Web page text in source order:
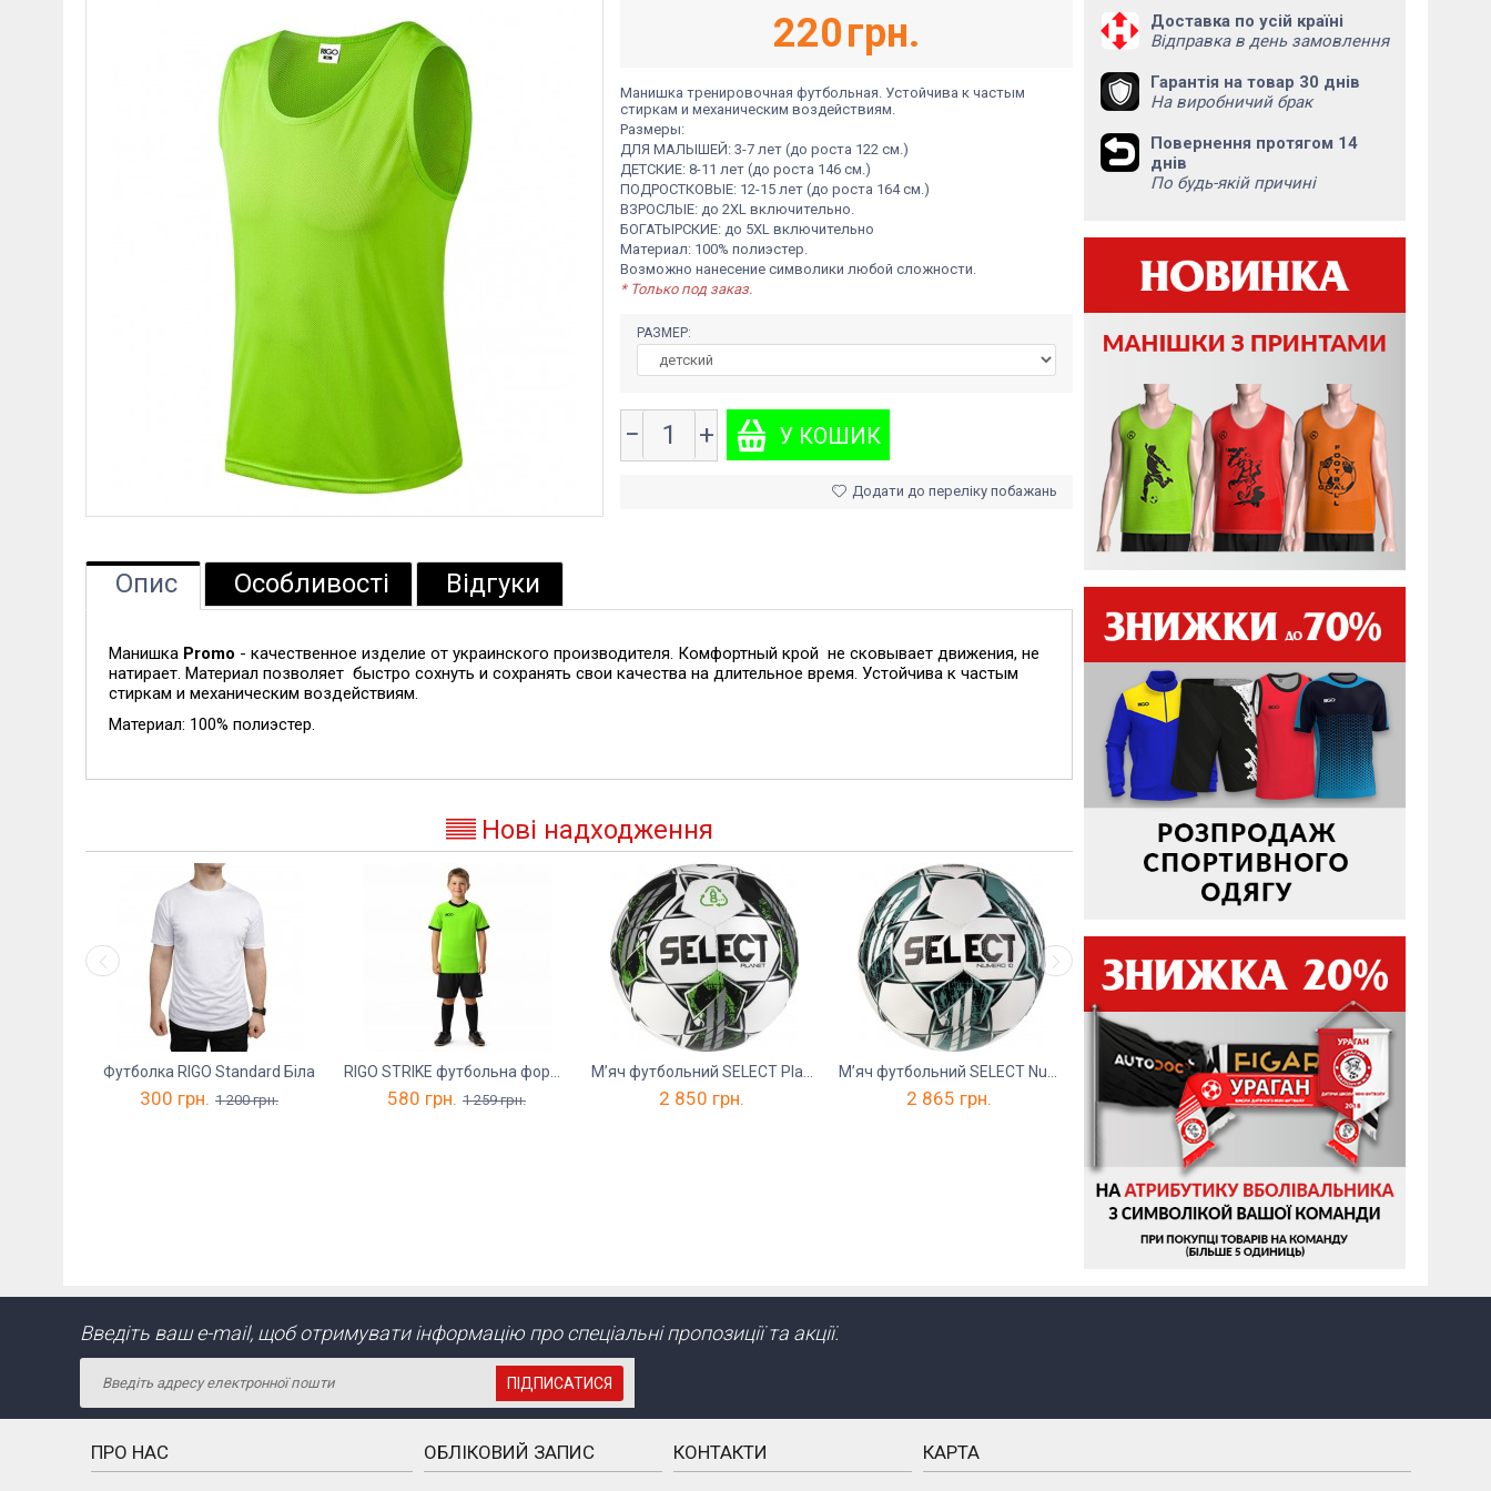
220грн.
Манишка тренировочная футбольная. Устойчива к частым
стиркам и механическим воздействиям.
Размеры:
ДЛЯ МАЛЫШЕЙ: 3-7 лет (до роста 122 см.)
ДЕТСКИЕ: 8-11 лет (до роста 146 см.)
ПОДРОСТКОВЫЕ: 12-15 лет (до роста 164 см.)
ВЗРОСЛЫЕ: до 2ХL включительно.
БОГАТЫРСКИЕ: до 5XL включительно
Материал: 100% полиэстер.
Возможно нанесение символики любой сложности.
* Только под заказ.
РАЗМЕР:
− +
Додати до переліку побажань
Опис Особливості Відгуки
Манишка Promo - качественное изделие от украинского производителя. Комфортный крой не сковывает движения, не
натирает. Материал позволяет быстро сохнуть и сохранять свои качества на длительное время. Устойчива к частым
стиркам и механическим воздействиям.
Материал: 100% полиэстер.
Нові надходження
Футболка RIGO Standard Біла
300 грн. 1 200 грн. 580 грн. 1 259 грн. 2 850 грн. 2 865 грн.
Доставка по усій країні
Відправка в день замовлення
Гарантія на товар 30 днів
На виробничий брак
Повернення протягом 14
днів
По будь-якій причині
Введіть ваш e-mail, щоб отримувати інформацію про спеціальні пропозиції та акції.
ПІДПИСАТИСЯ
ПРО НАС ОБЛІКОВИЙ ЗАПИС КОНТАКТИ КАРТА